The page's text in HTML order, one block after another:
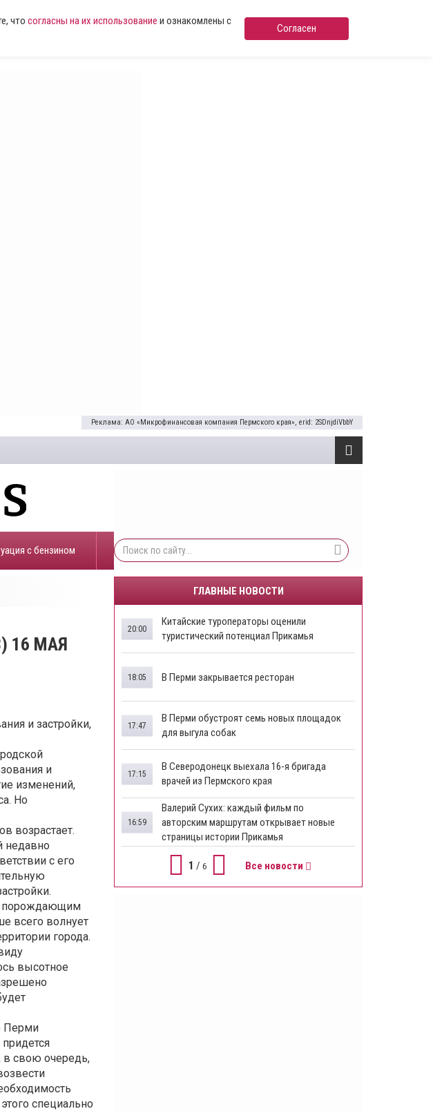
что согласны на их использование и ознакомлены с
Согласен
Реклама: АО «Микрофинансовая компания Пермского края», erid: 2SDnjdiVbbY
с бензином
16 МАЯ
и застройки,
и
изменений,
Но
возрастает.
недавно
с его
порождающим
всего волнует
города.
высотное
Перми
в свою очередь,
специально
ГЛАВНЫЕ НОВОСТИ
Китайские туроператоры оценили
туристический потенциал Прикамья
20:00
В Перми закрывается ресторан
18:05
​В Перми обустроят семь новых площадок
для выгула собак
17:47
В Северодонецк выехала 16-я бригада
врачей из Пермского края
17:15
​Валерий Сухих: каждый фильм по
авторским маршрутам открывает новые
страницы истории Прикамья
16:59
1 / 6 Все новости